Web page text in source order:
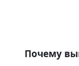
Почему